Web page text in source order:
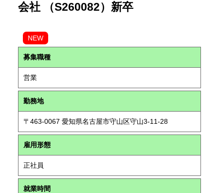
会社 （S260082）新卒
NEW
募集職種
営業
勤務地
〒463-0067 愛知県名古屋市守山区守山3-11-28
雇用形態
正社員
就業時間